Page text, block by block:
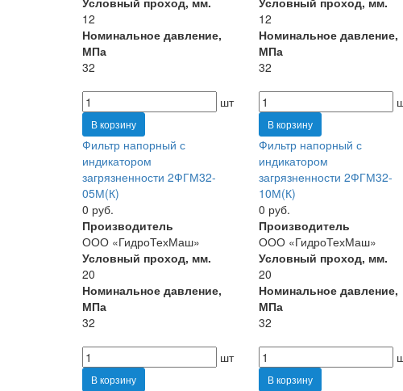
12
Номинальное давление,
МПа
32
шт
В корзину
12
Номинальное давление,
МПа
32
В корзину
Фильтр напорный с
индикатором
загрязненности 2ФГМ32-
05М(К)
0 руб.
Производитель
ООО «ГидроТехМаш»
Условный проход, мм.
20
Номинальное давление,
МПа
32
шт
В корзину
Фильтр напорный с
индикатором
загрязненности 2ФГМ32-
10М(К)
0 руб.
Производитель
ООО «ГидроТехМаш»
Условный проход, мм.
20
Номинальное давление,
МПа
32
В корзину